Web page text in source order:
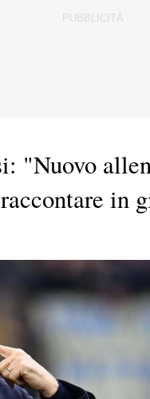
"Nuovo
in